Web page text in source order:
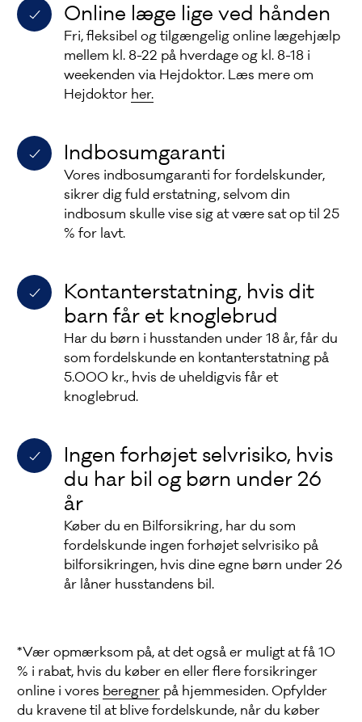
Online læge lige ved hånden
Fri, fleksibel og tilgængelig online lægehjælp
mellem kl. 8-22 på hverdage og kl. 8-18 i
weekenden via Hejdoktor. Læs mere om
Hejdoktor her.
Indbosumgaranti
Vores indbosumgaranti for fordelskunder,
sikrer dig fuld erstatning, selvom din
indbosum skulle vise sig at være sat op til 25
% for lavt.
Kontanterstatning, hvis dit
barn får et knoglebrud
Har du børn i husstanden under 18 år, får du
som fordelskunde en kontanterstatning på
5.000 kr., hvis de uheldigvis får et
knoglebrud.
Ingen forhøjet selvrisiko, hvis
du har bil og børn under 26
år
Køber du en Bilforsikring, har du som
fordelskunde ingen forhøjet selvrisiko på
bilforsikringen, hvis dine egne børn under 26
år låner husstandens bil.
*Vær opmærksom på, at det også er muligt at få 10
% i rabat, hvis du køber en eller flere forsikringer
online i vores beregner på hjemmesiden. Opfylder
du kravene til at blive fordelskunde, når du køber